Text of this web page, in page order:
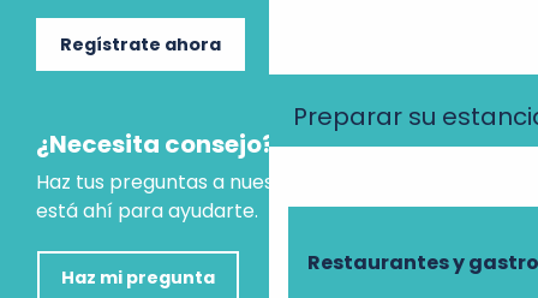
Preparar su
Restaurantes y
Regístrate ahora
¿Necesita consejo?
Haz tus preguntas a nuestro asistente virtual, que
está ahí para ayudarte.
Haz mi pregunta